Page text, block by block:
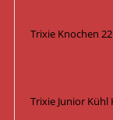
Trixie Knochen
Trixie Junior Kühl